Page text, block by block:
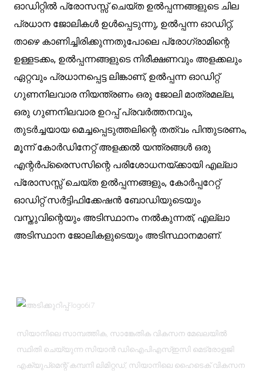
ഓഡിറ്റിൽ പ്രോസസ്സ് ചെയ്ത ഉൽപ്പന്നങ്ങളുടെ ചില
പ്രധാന ജോലികൾ ഉൾപ്പെടുന്നു, ഉൽപ്പന്ന ഓഡിറ്റ്,
താഴെ കാണിച്ചിരിക്കുന്നതുപോലെ പ്രോഗ്രാമിന്റെ
ഉള്ളടക്കം, ഉൽപ്പന്നങ്ങളുടെ നിരീക്ഷണവും അളക്കലും
ഏറ്റവും പ്രധാനപ്പെട്ട ലിങ്കാണ്, ഉൽപ്പന്ന ഓഡിറ്റ്
ഗുണനിലവാര നിയന്ത്രണം ഒരു ജോലി മാത്രമല്ല,
ഒരു ഗുണനിലവാര ഉറപ്പ് പ്രവർത്തനവും,
തുടർച്ചയായ മെച്ചപ്പെടുത്തലിന്റെ തത്വം പിന്തുടരണം,
മൂന്ന് കോർഡിനേറ്റ് അളക്കൽ യന്ത്രങ്ങൾ ഒരു
എന്റർപ്രൈസസിന്റെ പരിശോധനയ്ക്കായി എല്ലാ
പ്രോസസ്സ് ചെയ്ത ഉൽപ്പന്നങ്ങളും, കോർപ്പറേറ്റ്
ഓഡിറ്റ് സർട്ടിഫിക്കേഷൻ ബോഡിയുടെയും
വസ്തുവിന്റെയും അടിസ്ഥാനം നൽകുന്നത്, എല്ലാ
അടിസ്ഥാന ജോലികളുടെയും അടിസ്ഥാനമാണ്.
സിയാനിലെ സാമ്പത്തിക, സാങ്കേതിക വികസന മേഖലയിൽ
സ്ഥിതി ചെയ്യുന്ന സിയാൻ ഡിഐപിഎസ്ഇസി മെട്രോളജി
എക്യുപ്‌മെന്റ് കമ്പനി ലിമിറ്റഡ്, സിയാനിലെ ഹൈടെക് വികസന